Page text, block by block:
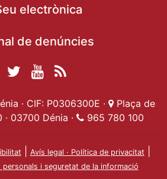
electrònica
de denúncies
de Dénia
Twitter Ajuntament
de Dénia
Ajuntament de
Dénia
Actualitat
Ajuntament
· CIF: P0306300E ·
Plaça de
03700 Dénia ·
965 780 100
Avís legal · Política de privacitat
personals i seguretat de la informació